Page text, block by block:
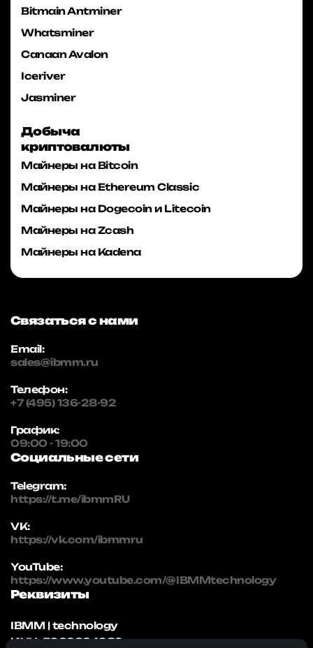
Bitmain Antminer
Whatsminer
Canaan Avalon
Iceriver
Jasminer
Добыча
криптовалюты
Майнеры на Bitcoin
Майнеры на Ethereum Classic
Майнеры на Dogecoin и Litecoin
Майнеры на Zcash
Майнеры на Kadena
Связаться с нами
Email:
sales@ibmm.ru
Телефон:
+7 (495) 136-28-92
График:
09:00 - 19:00
Социальные сети
Telegram:
https://t.me/ibmmRU
VK:
https://vk.com/ibmmru
YouTube:
https://www.youtube.com/@IBMMtechnology
Реквизиты
IBMM | technology
ИНН: 5032334982